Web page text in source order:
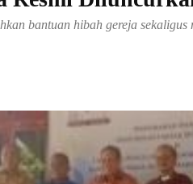
bantuan hibah gereja